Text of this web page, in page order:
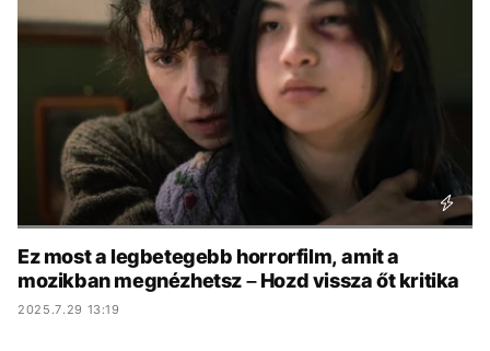
KÖZÉLET UTAZÁS
ÉLETMÓD DESIGN
BESZÉLGETÉSEK ARCOK
VIDEÓ TÖRTÉNETEK
GASZTRO
Ez most a legbetegebb horrorfilm, amit a
mozikban megnézhetsz – Hozd vissza őt kritika
2025.7.29 13:19